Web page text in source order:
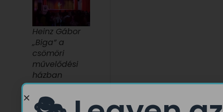
Heinz Gábor
„Biga” a
csömöri
művelődési
házban